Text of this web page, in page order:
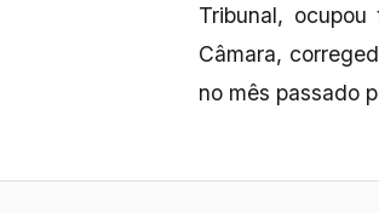
Tribunal,
Câmara,
no mês passado